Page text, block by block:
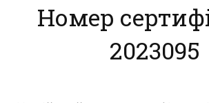
Матеріали
Нас підтримують
Номер
2023095